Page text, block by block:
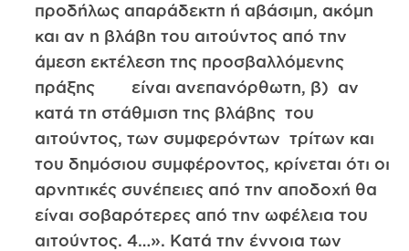
προδήλως απαράδεκτη ή αβάσιμη, ακόμη
και αν η βλάβη του αιτούντος από την
άμεση εκτέλεση της προσβαλλόμενης
πράξης είναι ανεπανόρθωτη, β) αν
κατά τη στάθμιση της βλάβης του
αιτούντος, των συμφερόντων τρίτων και
του δημόσιου συμφέροντος, κρίνεται ότι οι
αρνητικές συνέπειες από την αποδοχή θα
είναι σοβαρότερες από την ωφέλεια του
αιτούντος. 4…». Κατά την έννοια των